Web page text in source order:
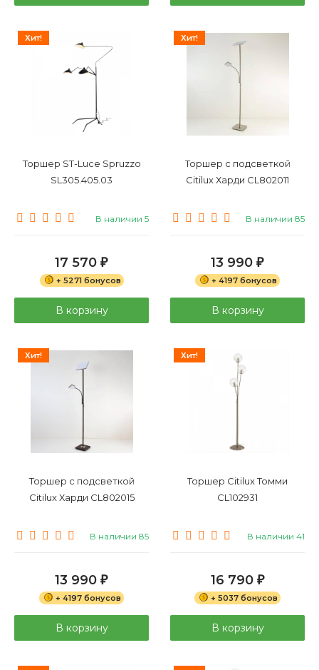
Хит!
Торшер ST-Luce Spruzzo
SL305.405.03
В наличии 5
17 570 ₽
+ 5271 бонусов
В корзину
Хит!
Торшер с подсветкой
Citilux Харди CL802011
В наличии 85
13 990 ₽
+ 4197 бонусов
В корзину
Хит!
Торшер с подсветкой
Citilux Харди CL802015
В наличии 85
13 990 ₽
+ 4197 бонусов
В корзину
Хит!
Торшер Citilux Томми
CL102931
В наличии 41
16 790 ₽
+ 5037 бонусов
В корзину